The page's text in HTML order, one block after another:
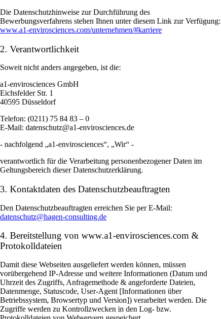
Die Datenschutzhinweise zur Durchführung des
Bewerbungsverfahrens stehen Ihnen unter diesem Link zur Verfügung:
www.a1-envirosciences.com/unternehmen/#karriere
2. Verantwortlichkeit
Soweit nicht anders angegeben, ist die:
a1-envirosciences GmbH
Eichsfelder Str. 1
40595 Düsseldorf
Telefon: (0211) 75 84 83 – 0
E-Mail: datenschutz@a1-envirosciences.de
- nachfolgend „a1-envirosciences“, „Wir“ -
verantwortlich für die Verarbeitung personenbezogener Daten im
Geltungsbereich dieser Datenschutzerklärung.
3. Kontaktdaten des Datenschutzbeauftragten
Den Datenschutzbeauftragten erreichen Sie per E-Mail:
datenschutz@hagen-consulting.de
4. Bereitstellung von www.a1-envirosciences.com &
Protokolldateien
Damit diese Webseiten ausgeliefert werden können, müssen
vorübergehend IP-Adresse und weitere Informationen (Datum und
Uhrzeit des Zugriffs, Anfragemethode & angeforderte Dateien,
Datenmenge, Statuscode, User-Agent [Informationen über
Betriebssystem, Browsertyp und Version]) verarbeitet werden. Die
Zugriffe werden zu Kontrollzwecken in den Log- bzw.